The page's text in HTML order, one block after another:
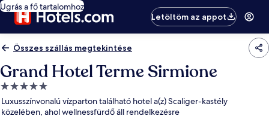
Ugrás a fő tartalomhoz
Letöltöm az appot
Összes szállás megtekintése
Grand Hotel Terme Sirmione
5.0
csillagos
szálláshely
Luxusszínvonalú vízparton található hotel a(z) Scaliger-kastély
közelében, ahol wellnessfürdő áll rendelkezésre